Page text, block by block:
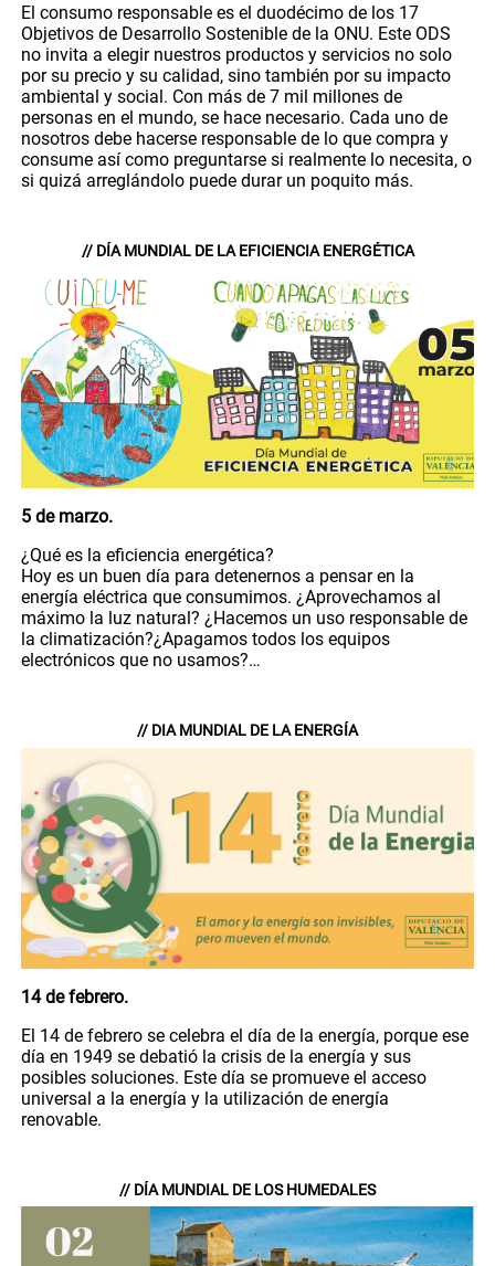
El consumo responsable es el duodécimo de los 17
Objetivos de Desarrollo Sostenible de la ONU. Este ODS
no invita a elegir nuestros productos y servicios no solo
por su precio y su calidad, sino también por su impacto
ambiental y social. Con más de 7 mil millones de
personas en el mundo, se hace necesario. Cada uno de
nosotros debe hacerse responsable de lo que compra y
consume así como preguntarse si realmente lo necesita, o
si quizá arreglándolo puede durar un poquito más.
// DÍA MUNDIAL DE LA EFICIENCIA ENERGÉTICA
5 de marzo.
¿Qué es la eficiencia energética?
Hoy es un buen día para detenernos a pensar en la
energía eléctrica que consumimos. ¿Aprovechamos al
máximo la luz natural? ¿Hacemos un uso responsable de
la climatización?¿Apagamos todos los equipos
electrónicos que no usamos?…
// DIA MUNDIAL DE LA ENERGÍA
14 de febrero.
El 14 de febrero se celebra el día de la energía, porque ese
día en 1949 se debatió la crisis de la energía y sus
posibles soluciones. Este día se promueve el acceso
universal a la energía y la utilización de energía
renovable.
// DÍA MUNDIAL DE LOS HUMEDALES